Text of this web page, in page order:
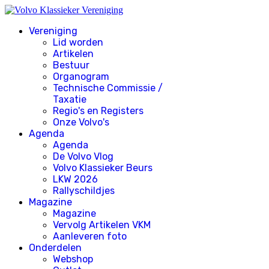
Vereniging
Lid worden
Artikelen
Bestuur
Organogram
Technische Commissie /
Taxatie
Regio's en Registers
Onze Volvo's
Agenda
Agenda
De Volvo Vlog
Volvo Klassieker Beurs
LKW 2026
Rallyschildjes
Magazine
Magazine
Vervolg Artikelen VKM
Aanleveren foto
Onderdelen
Webshop